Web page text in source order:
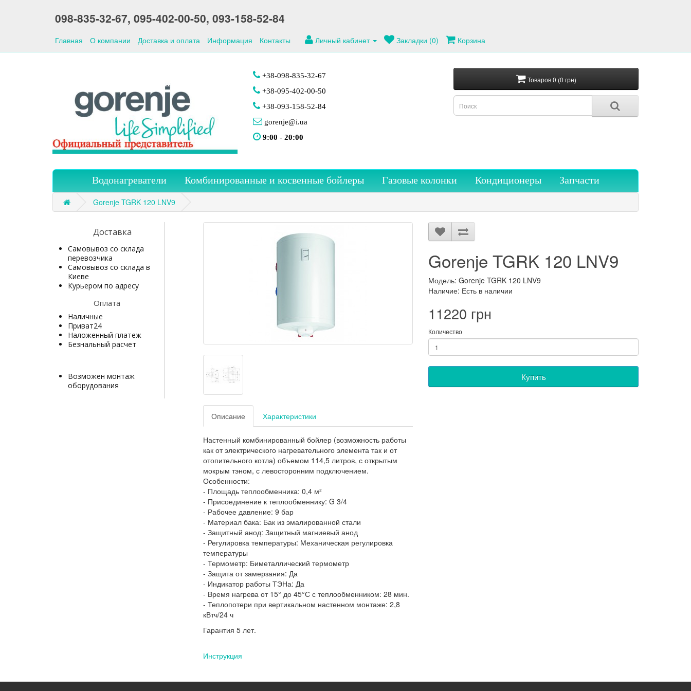
098-835-32-67, 095-402-00-50, 093-158-52-84
Главная О компании Доставка и оплата Информация Контакты Личный кабинет Закладки (0) Корзина
+38-098-835-32-67
+38-095-402-00-50
+38-093-158-52-84
gorenje@i.ua
9:00 - 20:00
Товаров 0 (0 грн)
Водонагреватели Комбинированные и косвенные бойлеры Газовые колонки Кондиционеры Запчасти
Gorenje TGRK 120 LNV9
Доставка
Самовывоз со склада
перевозчика
Самовывоз со склада в
Киеве
Курьером по адресу
Оплата
Наличные
Приват24
Наложенный платеж
Безнальный расчет
Возможен монтаж
оборудования
Описание Характеристики
Настенный комбинированный бойлер (возможность работы
как от электрического нагревательного элемента так и от
отопительного котла
Подробнее: https://bt.rozetka.com.ua/gorenje-
80-
ln/p402279/
) объемом 114,5 литров, с открытым
мокрым тэном, с левосторонним подключением.
Особенности:
- Площадь теплообменника: 0,4 м²
- Присоединение к теплообменнику: G 3/4
- Рабочее давление: 9 бар
- Материал бака: Бак из эмалированной стали
- Защитный анод: Защитный магниевый анод
- Регулировка температуры: Механическая регулировка
температуры
- Термометр: Биметаллический термометр
- Защита от замерзания: Да
- Индикатор работы ТЭНа: Да
- Время нагрева от 15° до 45°С с теплообменником: 28 мин.
- Теплопотери при вертикальном настенном монтаже: 2,8
кВтч/24 ч
Гарантия 5 лет.
Инструкция
Gorenje TGRK 120 LNV9
Модель: Gorenje TGRK 120 LNV9
Наличие: Есть в наличии
11220 грн
Количество
Купить